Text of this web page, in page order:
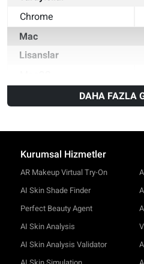
Chrome
Mac
Lisanslar
DAHA FAZLA
Kurumsal Hizmetler
AR Makeup Virtual Try-On
AI Skin Shade Finder
Perfect Beauty Agent
AI Skin Analysis
AI Skin Analysis Validator